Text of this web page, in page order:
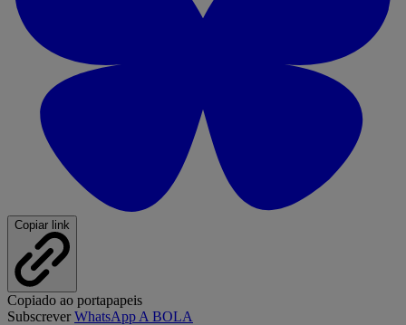
Copiar link
Copiado ao portapapeis
SubscreverWhatsApp A BOLA